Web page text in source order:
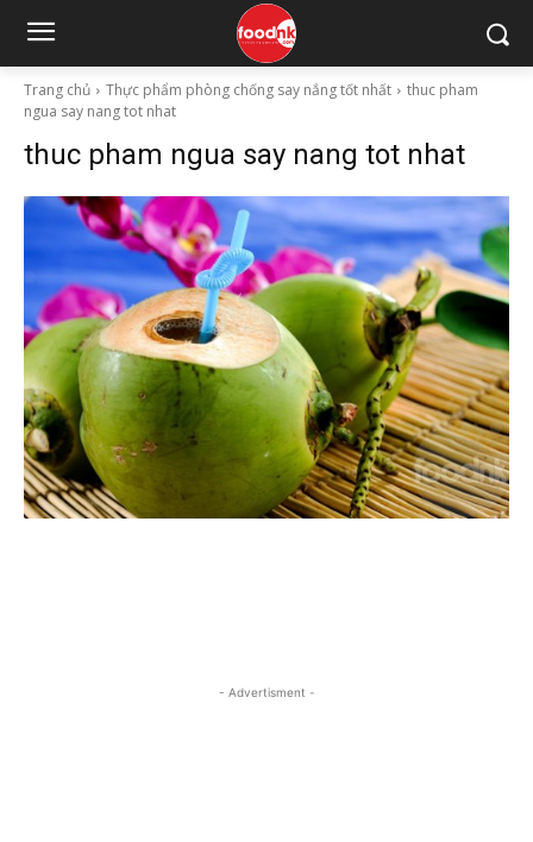
Trang chủ Thực phẩm phòng chống say nắng tốt nhất
thuc pham
ngua say nang tot nhat
thuc pham ngua say nang tot nhat
- Advertisment -